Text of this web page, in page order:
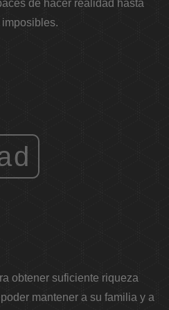
de hacer realidad hasta
obtener suficiente riqueza
mantener a su familia y a